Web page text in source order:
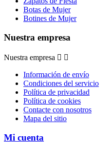
Botas de Mujer
Botines de Mujer
Nuestra empresa
Nuestra empresa  
Información de envío
Condiciones del servicio
Política de privacidad
Política de cookies
Contacte con nosotros
Mapa del sitio
Mi cuenta